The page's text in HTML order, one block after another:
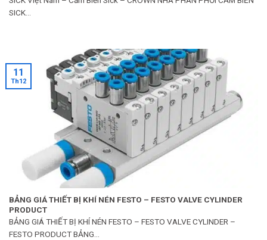
SICK...
BẢNG GIÁ THIẾT BỊ KHÍ NÉN FESTO – FESTO VALVE CYLINDER
PRODUCT
BẢNG GIÁ THIẾT BỊ KHÍ NÉN FESTO – FESTO VALVE CYLINDER –
FESTO PRODUCT BẢNG...
11
Th12